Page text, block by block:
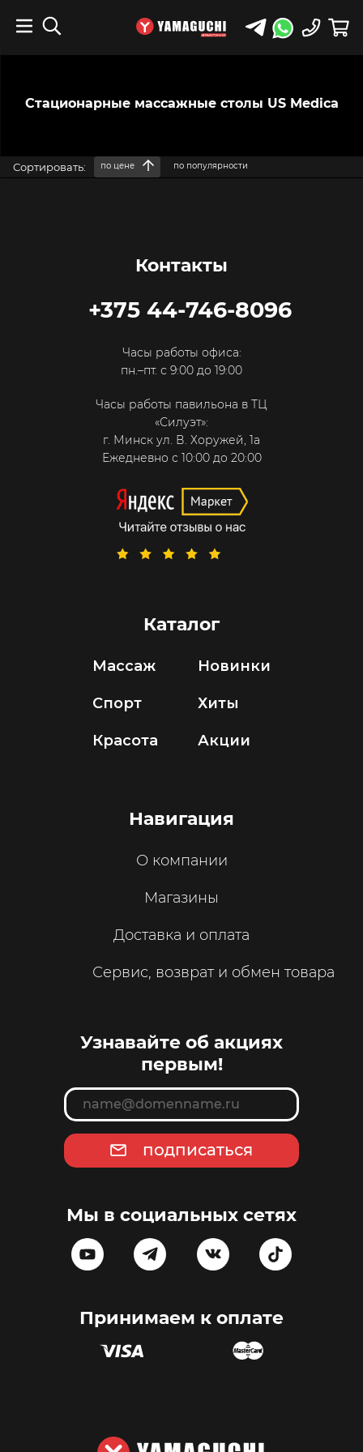
Стационарные массажные столы US Medica
Сортировать: по цене по популярности
Контакты
+375 44-746-8096
Часы работы офиса:
пн.–пт. с 9:00 до 19:00
Часы работы павильона в ТЦ
«Силуэт»:
г. Минск ул. В. Хоружей, 1а
Ежедневно с 10:00 до 20:00
Каталог
Массаж
Спорт
Красота
Новинки
Хиты
Акции
Навигация
О компании
Магазины
Доставка и оплата
Сервис, возврат и обмен товара
Узнавайте об акциях
первым!
подписаться
Мы в социальных сетях
Принимаем к оплате